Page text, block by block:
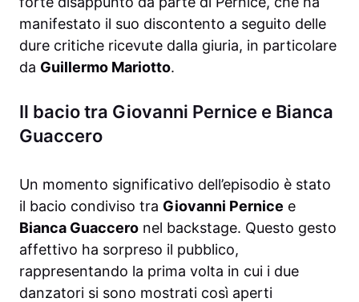
manifestato il suo discontento a seguito delle
dure critiche ricevute dalla giuria, in particolare
da Guillermo Mariotto.
Il bacio tra Giovanni Pernice e Bianca
Guaccero
Un momento significativo dell’episodio è stato
il bacio condiviso tra Giovanni Pernice e
Bianca Guaccero nel backstage. Questo gesto
affettivo ha sorpreso il pubblico,
rappresentando la prima volta in cui i due
danzatori si sono mostrati così aperti